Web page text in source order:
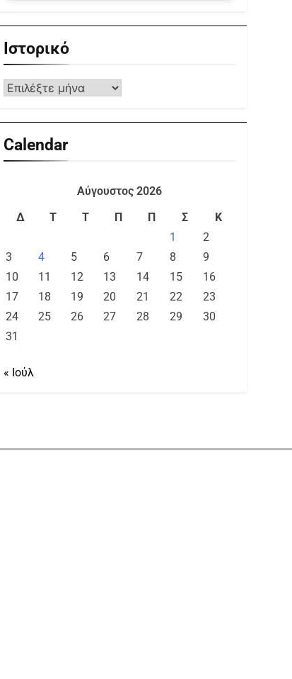
Ιστορικό
Calendar
Αύγουστος 2026
Δ
Τ Τ Π Π Σ
Κ
1
2
3
4 5 6 7 8
9
10
11 12 13 14 15
16
17
18 19 20 21 22
23
24
25 26 27 28 29
30
31
« Ιούλ